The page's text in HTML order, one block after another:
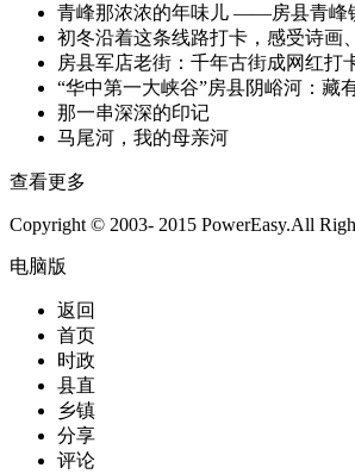
青峰那浓浓的年味儿 ——房县青峰
初冬沿着这条线路打卡，感受诗画
房县军店老街：千年古街成网红打
“华中第一大峡谷”房县阴峪河：藏
那一串深深的印记
马尾河，我的母亲河
查看更多
Copyright © 2003- 2015 PowerEasy.All
电脑版
返回
首页
时政
县直
乡镇
分享
评论